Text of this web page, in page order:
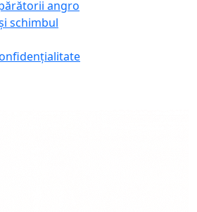
angro
schimbul